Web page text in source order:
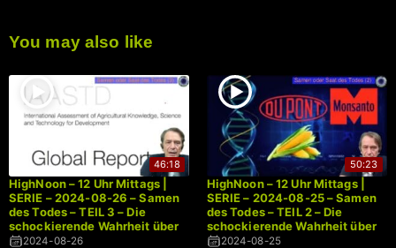
You may also like
46:18
HighNoon – 12 Uhr Mittags |
SERIE – 2024-08-26 – Samen
des Todes – TEIL 3 – Die
schockierende Wahrheit über
genetisch modifizierte
2024-08-26
50:23
HighNoon – 12 Uhr Mittags |
SERIE – 2024-08-25 – Samen
des Todes – TEIL 2 – Die
schockierende Wahrheit über
genetisch modifizierte
2024-08-25